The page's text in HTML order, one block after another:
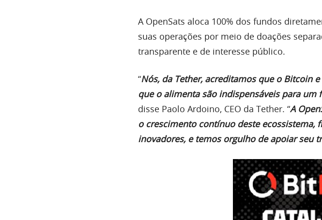
A OpenSats aloca 100% dos fundos
suas operações por meio de doações
transparente e de interesse público.
“Nós, da Tether, acreditamos que o Bitcoin
que o alimenta são indispensáveis ​​para
disse Paolo Ardoino, CEO da Tether. “A
o crescimento contínuo deste ecossistema,
inovadores, e temos orgulho de apoiar seu